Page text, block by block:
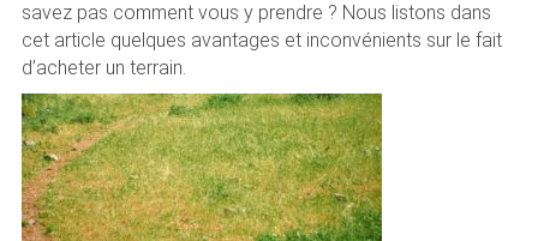
savez pas comment vous y prendre ? Nous listons dans
cet article quelques avantages et inconvénients sur le fait
d’acheter un terrain.